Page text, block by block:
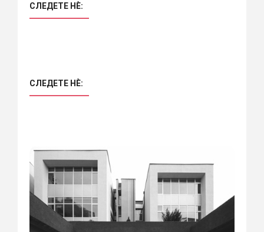
СЛЕДЕТЕ НÈ:
СЛЕДЕТЕ НÈ: